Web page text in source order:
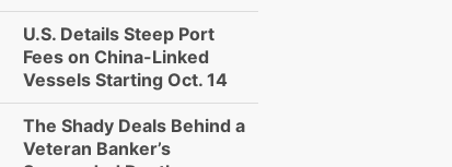
U.S. Details Steep Port
Fees on China-Linked
Vessels Starting Oct. 14
The Shady Deals Behind a
Veteran Banker’s